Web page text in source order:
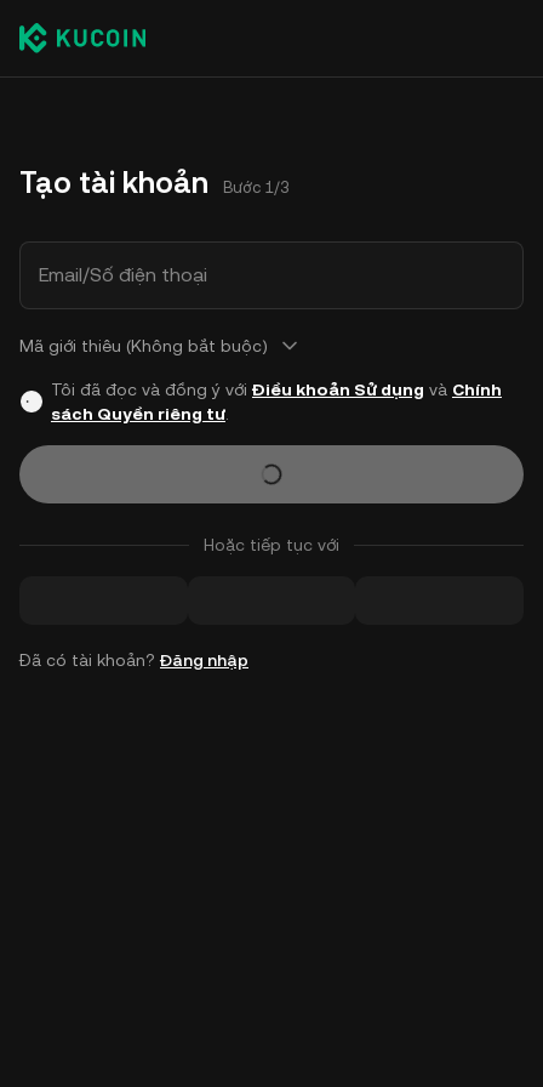
Tạo tài khoản Bước 1/3
Email/Số điện thoại
Mã giới thiêu (Không bắt buộc)
Tôi đã đọc và đồng ý với Điều khoản Sử dụng và Chính
sách Quyền riêng tư.
Hoặc tiếp tục với
Đã có tài khoản? Đăng nhập